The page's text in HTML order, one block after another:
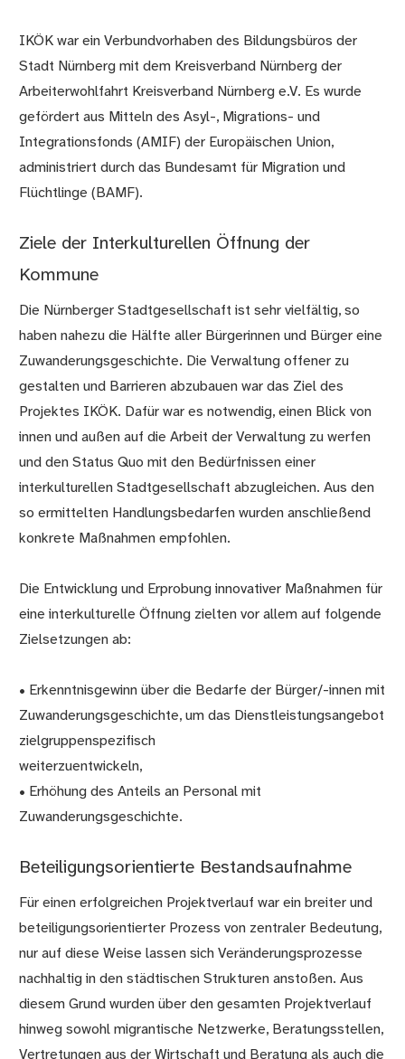
IKÖK war ein Verbundvorhaben des Bildungsbüros der
Stadt Nürnberg mit dem Kreisverband Nürnberg der
Arbeiterwohlfahrt Kreisverband Nürnberg e.V. Es wurde
gefördert aus Mitteln des Asyl-, Migrations- und
Integrationsfonds (AMIF) der Europäischen Union,
administriert durch das Bundesamt für Migration und
Flüchtlinge (BAMF).
Ziele der Interkulturellen Öffnung der
Kommune
Die Nürnberger Stadtgesellschaft ist sehr vielfältig, so
haben nahezu die Hälfte aller Bürgerinnen und Bürger eine
Zuwanderungsgeschichte. Die Verwaltung offener zu
gestalten und Barrieren abzubauen war das Ziel des
Projektes IKÖK. Dafür war es notwendig, einen Blick von
innen und außen auf die Arbeit der Verwaltung zu werfen
und den Status Quo mit den Bedürfnissen einer
interkulturellen Stadtgesellschaft abzugleichen. Aus den
so ermittelten Handlungsbedarfen wurden anschließend
konkrete Maßnahmen empfohlen.
Die Entwicklung und Erprobung innovativer Maßnahmen für
eine interkulturelle Öffnung zielten vor allem auf folgende
Zielsetzungen ab:
• Erkenntnisgewinn über die Bedarfe der Bürger/-innen mit
Zuwanderungsgeschichte, um das Dienstleistungsangebot
zielgruppenspezifisch
weiterzuentwickeln,
• Erhöhung des Anteils an Personal mit
Zuwanderungsgeschichte.
Beteiligungsorientierte Bestandsaufnahme
Für einen erfolgreichen Projektverlauf war ein breiter und
beteiligungsorientierter Prozess von zentraler Bedeutung,
nur auf diese Weise lassen sich Veränderungsprozesse
nachhaltig in den städtischen Strukturen anstoßen. Aus
diesem Grund wurden über den gesamten Projektverlauf
hinweg sowohl migrantische Netzwerke, Beratungsstellen,
Vertretungen aus der Wirtschaft und Beratung als auch die